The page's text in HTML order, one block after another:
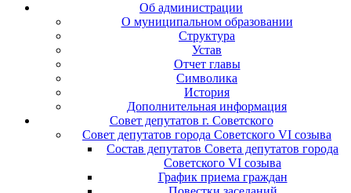
Об администрации
О муниципальном образовании
Структура
Устав
Отчет главы
Символика
История
Дополнительная информация
Совет депутатов г. Советского
Совет депутатов города Советского VI созыва
Состав депутатов Совета депутатов города
Советского VI созыва
График приема граждан